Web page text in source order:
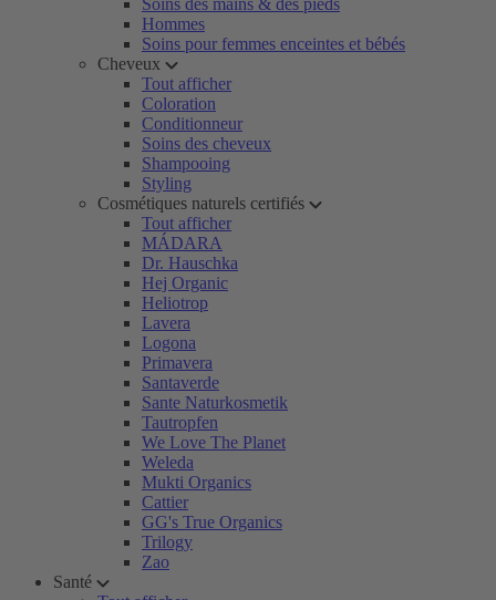
Soins des mains & des pieds
Hommes
Soins pour femmes enceintes et bébés
Cheveux
Tout afficher
Coloration
Conditionneur
Soins des cheveux
Shampooing
Styling
Cosmétiques naturels certifiés
Tout afficher
MÁDARA
Dr. Hauschka
Hej Organic
Heliotrop
Lavera
Logona
Primavera
Santaverde
Sante Naturkosmetik
Tautropfen
We Love The Planet
Weleda
Mukti Organics
Cattier
GG's True Organics
Trilogy
Zao
Santé